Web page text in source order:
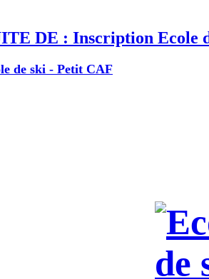
DE : Inscription Ecole
de ski - Petit CAF